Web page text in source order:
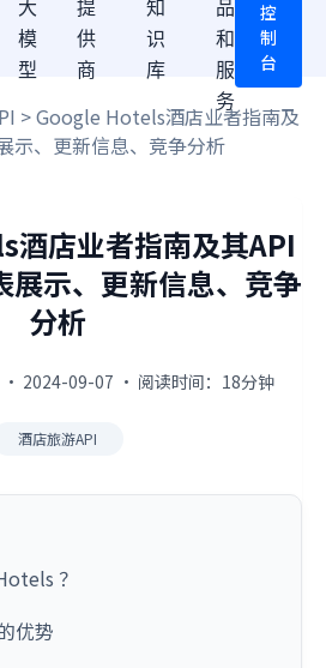
大
模
型
提
供
商
知
识
库
品
和
服
务
控
制
台
> Google Hotels酒店业者指南及
、更新信息、竞争分析
店业者指南及其API
示、更新信息、竞争
分析
2024-09-07 · 阅读时间：18分钟
酒店旅游API
？
优势